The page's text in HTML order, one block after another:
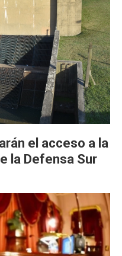
el acceso a la
la Defensa Sur